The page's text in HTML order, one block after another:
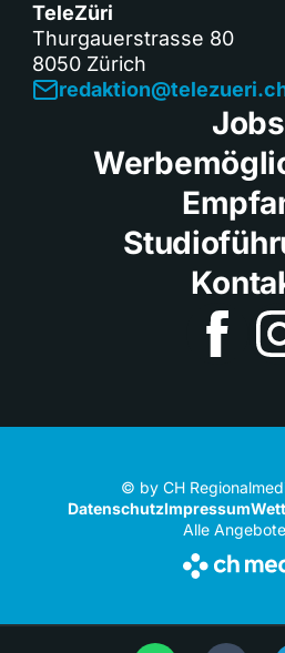
TeleZüri
Thurgauerstrasse 80
8050 Zürich
Jobs
© by CH
DatenschutzImpressum
Alle